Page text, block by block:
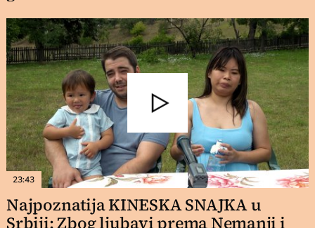
23:43
Najpoznatija KINESKA SNAJKA u
Srbiji: Zbog ljubavi prema Nemanji i